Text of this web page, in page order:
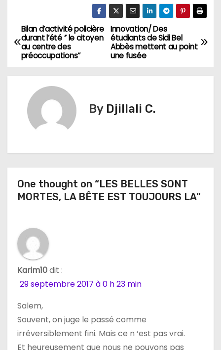
N
a
v
t
o
d
e
a
r
Innovation/ Des
étudiants de Sidi Bel
Abbès mettent au point
une fusée
Bilan d’activité policière
durant l’été ‘’ le citoyen
au centre des
préoccupations’’
By Djillali C.
One thought on “LES BELLES SONT
MORTES, LA BÊTE EST TOUJOURS LA”
Karim10dit :
29 septembre 2017 à 0 h 23 min
Salem,
Souvent, on juge le passé comme
irréversiblement fini. Mais ce n ‘est pas vrai.
Et heureusement que nous ne pouvons pas